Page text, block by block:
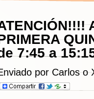
7:45 a
por Carlos o